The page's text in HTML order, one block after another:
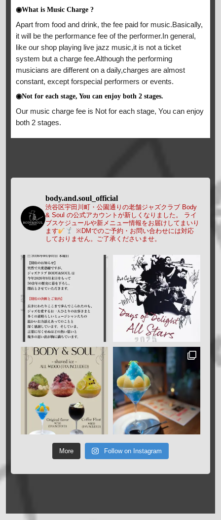
◉What is Music Charge ?
Apart from food and drink, the fee paid for music.Basically,
it will be the performance fee of the performer.In general,
like our shop playing live jazz music,it is not a ticket
system but a charge fee.Although the performing
musicians are different on a daily,charges are almost
constant, except forspecial performers or events.
◉Not for each stage, You can enjoy both 2 stages.
Our music charge fee is Not for each stage, You can enjoy
both 2 stages.
body.and.soul_official
渋谷区宇田川町・公園通りの老舗ジャズクラブ Body
& Soul の公式アカウントが新しくなりました。
ライ
ブスケジュールや新メニュー情報をお届けしてまいり
ます
※DMでのご予約・お問い合わせには対応
しておりません。ご了承くださいませ。
More Follow on Instagram